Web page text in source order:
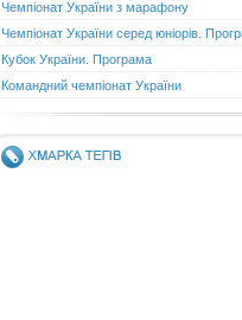
Чемпіонат України з марафону
Чемпіонат України серед юніорів.
Кубок України. Програма
Командний чемпіонат України